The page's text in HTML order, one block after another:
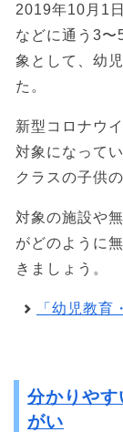
2019年10月1
などに通う3〜
象として、幼
た。
新型コロナウ
対象になって
クラスの子供
対象の施設や
がどのように
きましょう。
「幼児教
分かりや
がい